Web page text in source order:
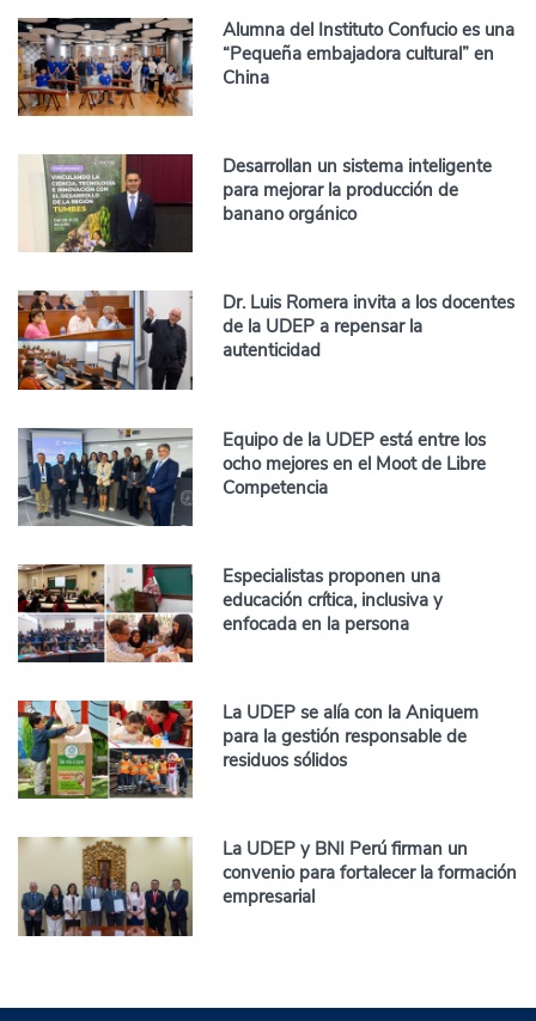
Alumna del Instituto Confucio es una
“Pequeña embajadora cultural” en
China
Desarrollan un sistema inteligente
para mejorar la producción de
banano orgánico
Dr. Luis Romera invita a los docentes
de la UDEP a repensar la
autenticidad
Equipo de la UDEP está entre los
ocho mejores en el Moot de Libre
Competencia
Especialistas proponen una
educación crítica, inclusiva y
enfocada en la persona
La UDEP se alía con la Aniquem
para la gestión responsable de
residuos sólidos
La UDEP y BNI Perú firman un
convenio para fortalecer la formación
empresarial